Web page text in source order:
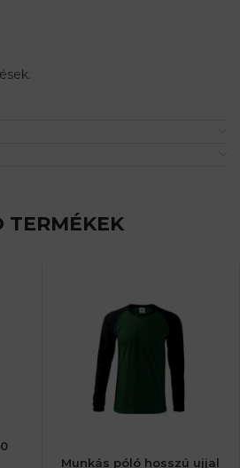
TERMÉKEK
Munkás póló hosszú ujjal